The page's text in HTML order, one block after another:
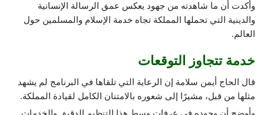
وأكدت أن ما شاهدته من جهود يعكس عمق الرسالة الإنسانية
والدينية التي تحملها المملكة تجاه خدمة الإسلام والمسلمين حول
العالم.
خدمة تتجاوز التوقعات
قال الحاج أيمن سلامة إن الرعاية التي تلقاها في البرنامج لم يشهد
مثلها من قبل، مشيرًا إلى شعوره بالامتنان الكامل لقيادة المملكة.